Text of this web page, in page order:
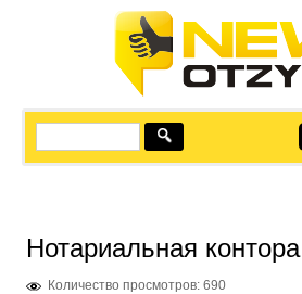
Нотариальная контора
Количество просмотров: 690